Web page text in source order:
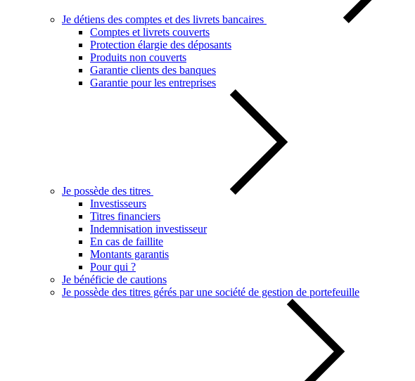
Je détiens des comptes et des livrets bancaires
Comptes et livrets couverts
Protection élargie des déposants
Produits non couverts
Garantie clients des banques
Garantie pour les entreprises
Je possède des titres
Investisseurs
Titres financiers
Indemnisation investisseur
En cas de faillite
Montants garantis
Pour qui ?
Je bénéficie de cautions
Je possède des titres gérés par une société de gestion de portefeuille